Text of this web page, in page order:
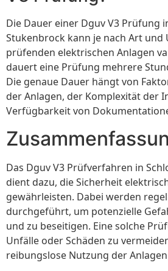
Die Dauer einer Dguv V3 Prüfung
Stukenbrock kann je nach Art und
prüfenden elektrischen Anlagen
dauert eine Prüfung mehrere
Die genaue Dauer hängt von
der Anlagen, der Komplexität der
Verfügbarkeit von
Das Dguv V3 Prüfverfahren in
dient dazu, die Sicherheit
gewährleisten. Dabei werden
durchgeführt, um potenzielle
und zu beseitigen. Eine solche
Unfälle oder Schäden zu
reibungslose Nutzung der